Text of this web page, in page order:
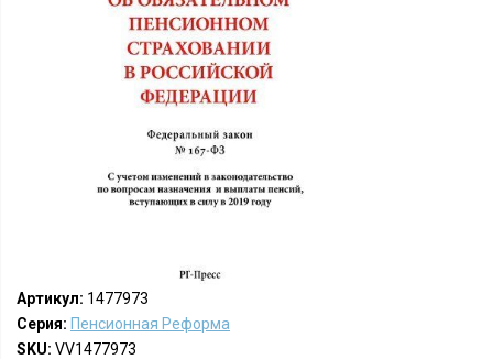
Артикул: 1477973
Серия: Пенсионная Реформа
SKU: VV1477973